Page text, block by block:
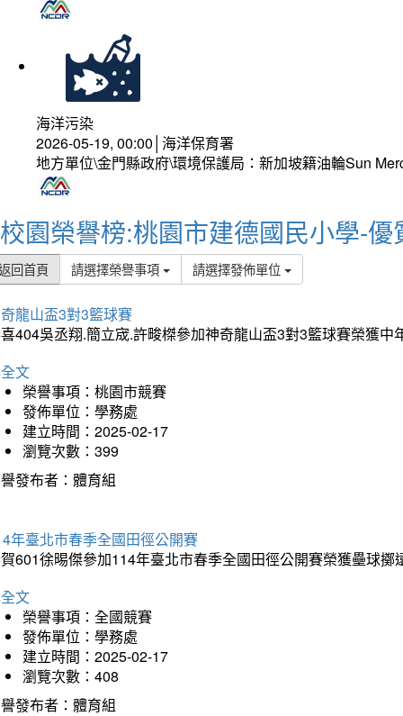
海洋污染
2026-05-19, 00:00│海洋保育署
地方單位\金門縣政府\環境保護局：新加坡籍油輪Sun
校園榮譽榜:桃園市建德國民小學-優
回首頁 請選擇榮譽事項 請選擇發佈單位
龍山盃3對3籃球賽
404吳丞翔.簡立宬.許畯榤參加神奇龍山盃3對3籃球賽榮獲中
文
榮譽事項：桃園市競賽
發佈單位：學務處
建立時間：2025-02-17
瀏覽次數：399
發布者：體育組
年臺北市春季全國田徑公開賽
601徐晹傑參加114年臺北市春季全國田徑公開賽榮獲壘球擲
文
榮譽事項：全國競賽
發佈單位：學務處
建立時間：2025-02-17
瀏覽次數：408
發布者：體育組